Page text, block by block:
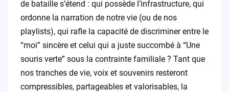
de bataille s’étend : qui possède l’infrastructure, qui
ordonne la narration de notre vie (ou de nos
playlists), qui rafle la capacité de discriminer entre le
“moi” sincère et celui qui a juste succombé à “Une
souris verte” sous la contrainte familiale ? Tant que
nos tranches de vie, voix et souvenirs resteront
compressibles, partageables et valorisables, la